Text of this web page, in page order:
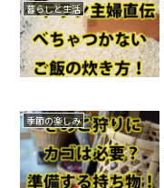
暮らしと生活
季節の楽しみ